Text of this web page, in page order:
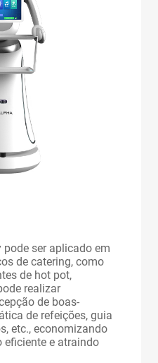
pode ser aplicado em
de catering, como
de hot pot,
realizar
de boas-
de refeições, guia
etc., economizando
eficiente e atraindo